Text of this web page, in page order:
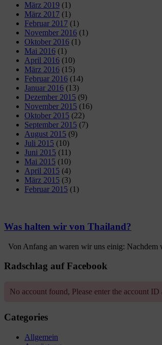
März 2019 (1)
März 2017 (1)
Februar 2017 (1)
November 2016 (1)
Oktober 2016 (1)
Mai 2016 (1)
April 2016 (10)
März 2016 (15)
Februar 2016 (14)
Januar 2016 (13)
Dezember 2015 (9)
November 2015 (16)
Oktober 2015 (22)
September 2015 (7)
August 2015 (9)
Juli 2015 (10)
Juni 2015 (11)
Mai 2015 (10)
April 2015 (4)
März 2015 (3)
Februar 2015 (1)
Was halten wir von Thailand?
Von Anfang an waren wir uns einig: Nachdem
Radschlag auf Facebook
No account found, Please enter the account
Categories
Allgemein